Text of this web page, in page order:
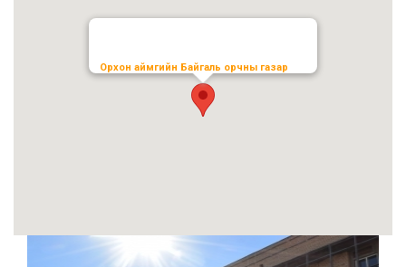
БОЛОВСРОЛ, ШИНЖЛЭХ УХААНЫ ЯАМНЫ ХАРЬЯА
ОРХОН АЙМАГ ДАХЬ ХӨДӨӨ АЖ АХУЙН МЭРГЭЖЛИЙН
Орхон аймгийн Байгаль орчны газар